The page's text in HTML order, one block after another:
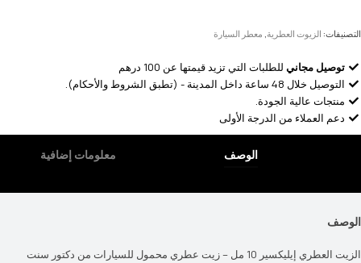
التصنيفات: الزيوت العطرية معطر السيارة
توصيل مجاني للطلبات التي تزيد قيمتها عن 100 درهم
التوصيل خلال 48 ساعة داخل المدينة - (تطبق الشروط والأحكام).
منتجات عالية الجودة.
دعم العملاء من الدرجة الأولى
الوصف
الوصف
الزيت العطري إيليكسير 10 مل – زيت عطري محمول للسيارات من دكتور سنت